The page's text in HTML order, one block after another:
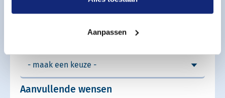
Aanpassen
Aanvullende wensen